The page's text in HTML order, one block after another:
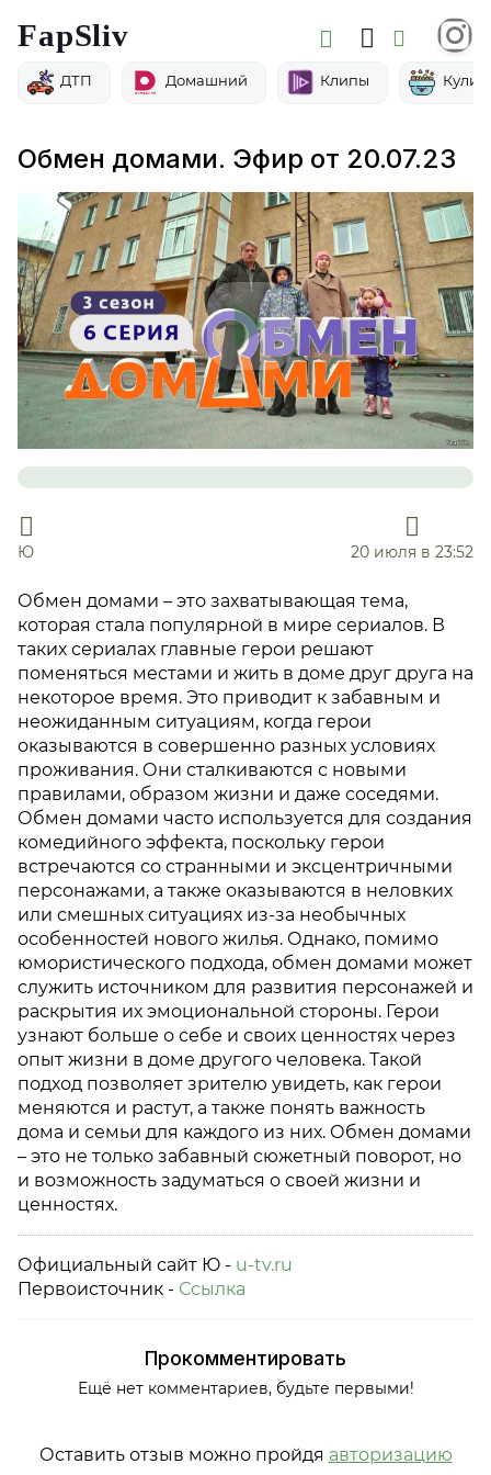
FapSliv
ДТП Домашний Клипы
Обмен домами. Эфир от 20.07.23
Ю 20 июля в 23:52
Обмен домами – это захватывающая тема,
которая стала популярной в мире сериалов. В
таких сериалах главные герои решают
поменяться местами и жить в доме друг друга на
некоторое время. Это приводит к забавным и
неожиданным ситуациям, когда герои
оказываются в совершенно разных условиях
проживания. Они сталкиваются с новыми
правилами, образом жизни и даже соседями.
Обмен домами часто используется для создания
комедийного эффекта, поскольку герои
встречаются со странными и эксцентричными
персонажами, а также оказываются в неловких
или смешных ситуациях из-за необычных
особенностей нового жилья. Однако, помимо
юмористического подхода, обмен домами может
служить источником для развития персонажей и
раскрытия их эмоциональной стороны. Герои
узнают больше о себе и своих ценностях через
опыт жизни в доме другого человека. Такой
подход позволяет зрителю увидеть, как герои
меняются и растут, а также понять важность
дома и семьи для каждого из них. Обмен домами
– это не только забавный сюжетный поворот, но
и возможность задуматься о своей жизни и
ценностях.
Официальный сайт Ю - u-tv.ru
Первоисточник - Ссылка
Прокомментировать
Ещё нет комментариев, будьте первыми!
Оставить отзыв можно пройдя авторизацию